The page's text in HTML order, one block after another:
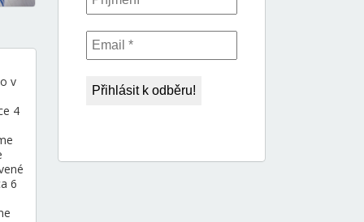
v
4
6